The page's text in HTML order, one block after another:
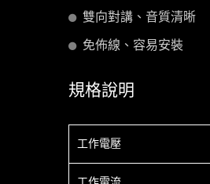
雙向對講、音質清晰
免佈線、容易安裝
規格說明
工作電壓